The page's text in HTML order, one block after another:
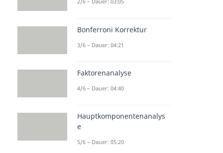
Bonferroni Korrektur
3/6 – Dauer: 04:21
Faktorenanalyse
4/6 – Dauer: 04:40
Hauptkomponentenanalys
e
5/6 – Dauer: 05:20